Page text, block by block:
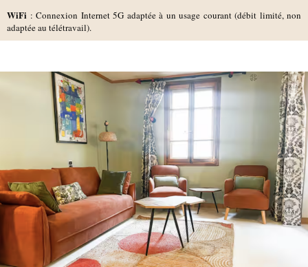
WiFi : Connexion Internet 5G adaptée à un usage courant (débit limité, non
adaptée au télétravail).